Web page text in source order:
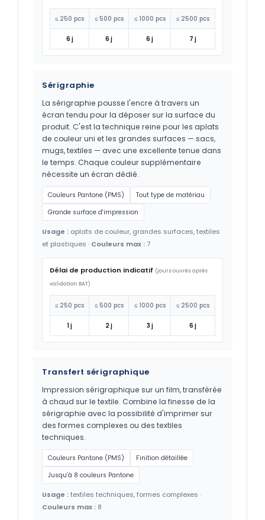
≤ 250 pcs ≤ 500 pcs ≤ 1000 pcs ≤ 2500 pcs
6 j 6 j 6 j 7 j
Sérigraphie
La sérigraphie pousse l'encre à travers un
écran tendu pour la déposer sur la surface du
produit. C'est la technique reine pour les aplats
de couleur uni et les grandes surfaces — sacs,
mugs, textiles — avec une excellente tenue dans
le temps. Chaque couleur supplémentaire
nécessite un écran dédié.
Couleurs Pantone (PMS)
Tout type de matériau
Grande surface d'impression
Usage : aplats de couleur, grandes surfaces, textiles
et plastiques · Couleurs max :7
Délai de production indicatif (jours ouvrés après
validation BAT)
≤ 250 pcs ≤ 500 pcs ≤ 1000 pcs ≤ 2500 pcs
1 j 2 j 3 j 6 j
Transfert sérigraphique
Impression sérigraphique sur un film, transférée
à chaud sur le textile. Combine la finesse de la
sérigraphie avec la possibilité d'imprimer sur
des formes complexes ou des textiles
techniques.
Couleurs Pantone (PMS)
Finition détaillée
Jusqu'à 8 couleurs Pantone
Usage :textiles techniques, formes complexes ·
Couleurs max : 8